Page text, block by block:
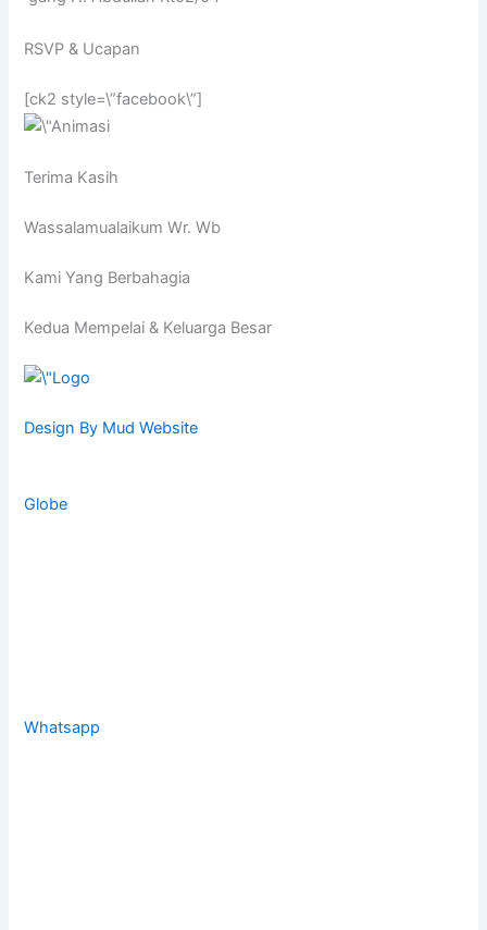
RSVP & Ucapan
[ck2 style=\”facebook\”]
Terima Kasih
Wassalamualaikum Wr. Wb
Kami Yang Berbahagia
Kedua Mempelai & Keluarga Besar
Design By Mud Website
Globe
Whatsapp